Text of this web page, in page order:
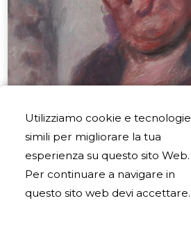
Utilizziamo cookie e tecnologie
simili per migliorare la tua
esperienza su questo sito Web.
Per continuare a navigare in
questo sito web devi accettare.